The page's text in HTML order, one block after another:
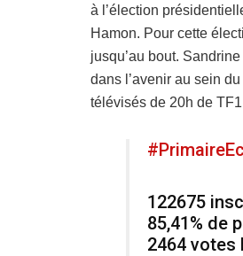
à l’élection
Hamon. Pour cette
jusqu’au bout.
dans l’avenir au sein
télévisés de 20h de
122675
85,41% de
2464 votes